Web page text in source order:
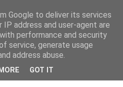
);
on dit
Google to deliver its services
IP address and user-agent are
performance and security
service, generate usage
address abuse.
GOT IT